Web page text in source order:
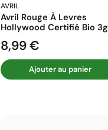
AVRIL
Avril Rouge À Levres
Hollywood Certifié Bio 3g
Prix
8,99 €
Ajouter au panier